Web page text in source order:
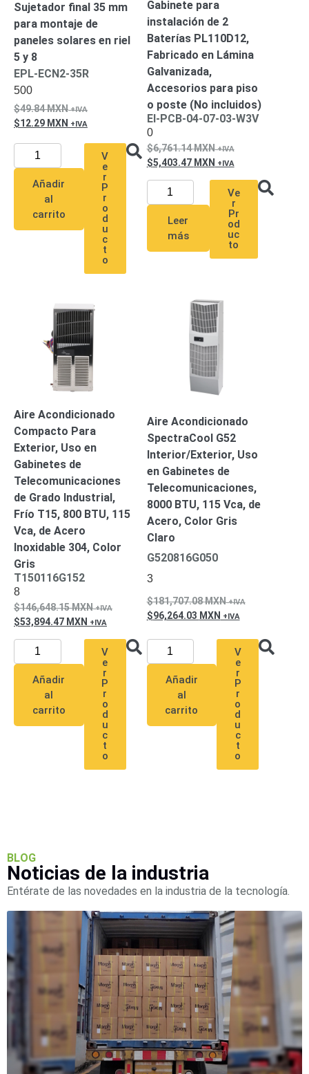
de Largo
- No Break
Kits-
Sistemas
TurboHD
TurboHD
Monitores
Pantallas
y
Mobiliario
AccesoriosMobiliario
de
ApoyoPantallas
/
MonitoresVideowall
Seguridad
Protección
Contra
Descargas
CoaxialCorriente
AlternaCorriente
DirectaRedes
Servidores
Almacenamiento
Almacenamiento
NAS /
SAN /
eSATA
Discos
Duros
Mecánicos
(HDD)
Memorias
SD /
Memorias
Servidores
VMS y
Analíticas
Cloud
HIKVISIONHoneywellWisenet
CEIBAII /
KAPOK
Videograbadoras
Móviles,
Cams y
Body
AccesoriosBody
Sujetador final 35 mm
para montaje de
paneles solares en riel
5 y 8
EPL-ECN2-35R
500
49.84MXN
12.29 MXN
Añadir
al
carrito
V
e
r
P
r
o
d
u
c
t
o
Gabinete para
instalación de 2
Baterías PL110D12,
Fabricado en Lámina
Galvanizada,
Accesorios para piso
o poste (No incluidos)
EI-PCB-04-07-03-W3V
0
6,761.14MXN
5,403.47 MXN
Leer
más
Ve
r
Pr
od
uc
to
Aire Acondicionado
Compacto Para
Exterior, Uso en
Gabinetes de
Telecomunicaciones
de Grado Industrial,
Frío T15, 800 BTU, 115
Vca, de Acero
Inoxidable 304, Color
Gris
T150116G152
8
146,648.15MXN
53,894.47 MXN
Añadir
al
carrito
V
e
r
P
r
o
d
u
c
t
o
Aire Acondicionado
SpectraCool G52
Interior/Exterior, Uso
en Gabinetes de
Telecomunicaciones,
8000 BTU, 115 Vca, de
Acero, Color Gris
Claro
G520816G050
3
181,707.08MXN
96,264.03 MXN
Añadir
al
carrito
V
e
r
P
r
o
d
u
c
t
o
BLOG
Noticias de la industria
Entérate de las novedades en la industria de la tecnología.